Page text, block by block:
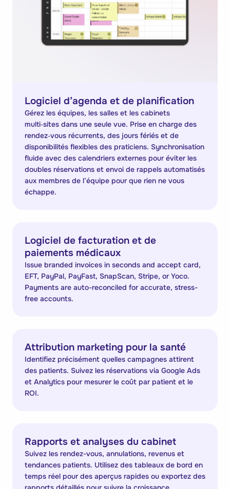
Logiciel d’agenda et de planification
Gérez les équipes, les salles et les cabinets
multi‑sites dans une seule vue. Prise en charge des
rendez‑vous récurrents, des jours fériés et de
disponibilités flexibles des praticiens. Synchronisation
fluide avec des calendriers externes pour éviter les
doubles réservations et envoi de rappels automatisés
aux membres de l’équipe pour que rien ne vous
échappe.
Logiciel de facturation et de
paiements médicaux
Issue branded invoices in seconds and accept card,
EFT, PayPal, PayFast, SnapScan, Stripe, or Yoco.
Payments are auto-reconciled for accurate, stress-
free accounts.
Attribution marketing pour la santé
Identifiez précisément quelles campagnes attirent
des patients. Suivez les réservations via Google Ads
et Analytics pour mesurer le coût par patient et le
ROI.
Rapports et analyses du cabinet
Suivez les rendez-vous, annulations, revenus et
tendances patients. Utilisez des tableaux de bord en
temps réel pour des aperçus rapides ou exportez des